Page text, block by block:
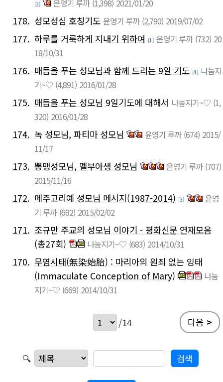
[3]
윤영기 루까 (1,398) 2021/01/20
178. 성모성심 호칭기도 윤영기 루까 (2,790) 2019/07/02
177. 하루를 거룩하게 지내기 위하여 [1] 윤영기 루까 (732) 20
18/10/31
176. 매듭을 푸는 성모님과 함께 드리는 9일 기도 [4] 나눔지
기~♡ (4,891) 2016/01/28
175. 매듭을 푸는 성모님 9일기도에 대해서 나눔지기~♡ (1,
320) 2016/01/28
174. 녹 성모님, 파티마 성모님 윤영기 루까 (674) 2015/
11/17
173. 뽕맹성모님, 펠부아생 성모님 윤영기 루까 (707)
2015/11/16
172. 메주고리예 성모님 메시지(1987-2014) [3]
윤영
기 루까 (682) 2015/02/02
171. 조규만 주교의 성모님 이야기 - 평화신문 연재모음
(총27회)
나눔지기~♡ (683) 2014/10/31
170. 무염시태(無染始胎) : 마리아의 원죄 없는 잉태
(Immaculate Conception of Mary)
나눔
지기~♡ (669) 2014/10/31
/14 다음 >
🔍